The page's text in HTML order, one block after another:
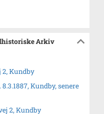
Arkiv
2, Kundby
Kundby, senere
2, Kundby